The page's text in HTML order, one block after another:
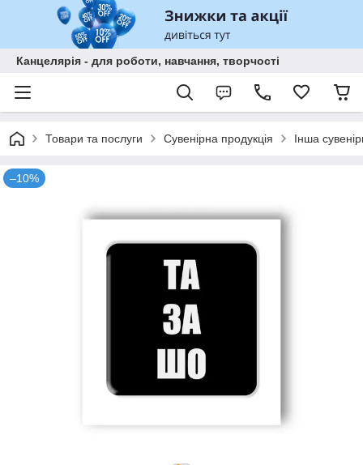
Канцелярія - для роботи, навчання, творчості
Товари та послуги Сувенірна продукція Інша
–10%